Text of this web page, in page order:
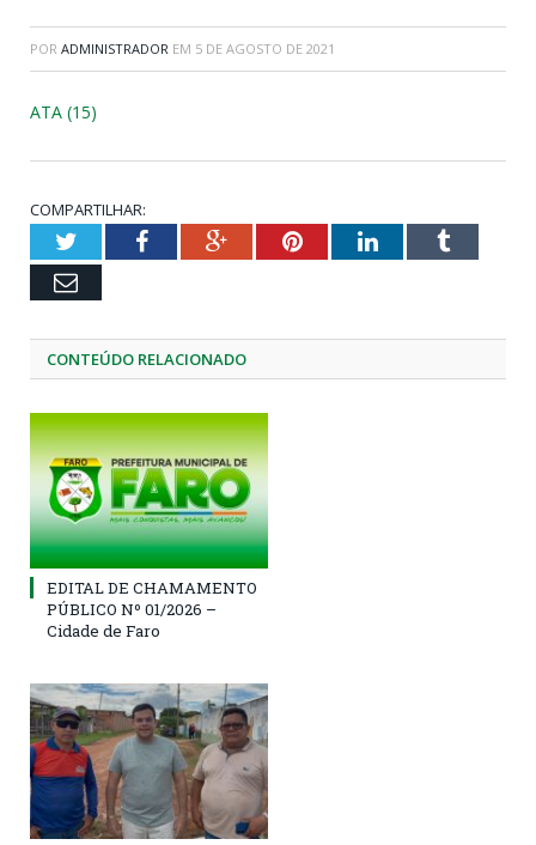
POR ADMINISTRADOR EM 5 DE AGOSTO DE 2021
ATA (15)
COMPARTILHAR:
TwitterFacebookGoogle+PinterestLinkedInTumblr
Email
CONTEÚDO RELACIONADO
EDITAL DE CHAMAMENTO
PÚBLICO Nº 01/2026 –
Cidade de Faro